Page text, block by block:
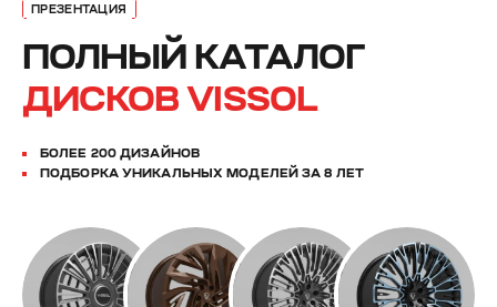
ПОЛНЫЙ КАТАЛОГ
ДИСКОВ VISSOL
БОЛЕЕ 200 ДИЗАЙНОВ
ПОДБОРКА УНИКАЛЬНЫХ МОДЕЛЕЙ ЗА 8 ЛЕТ